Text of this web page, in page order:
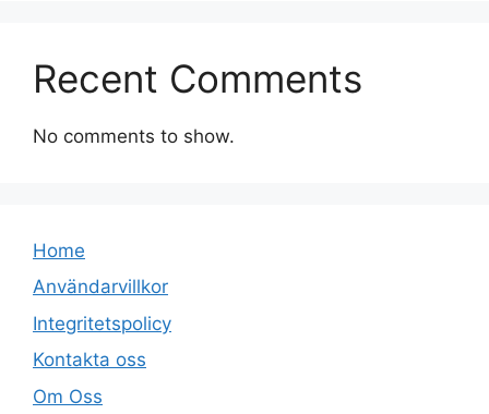
Recent Comments
No comments to show.
Home
Användarvillkor
Integritetspolicy
Kontakta oss
Om Oss